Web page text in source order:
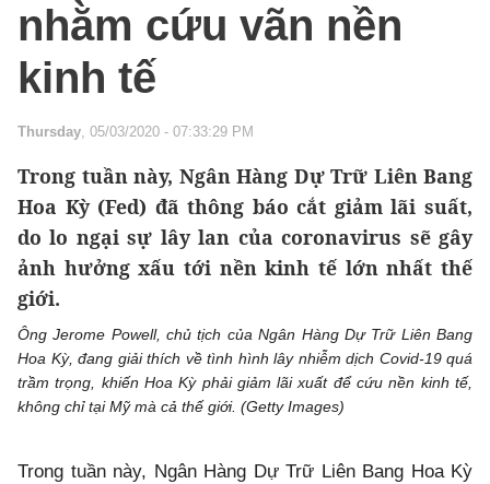
nhằm cứu vãn nền
kinh tế
Thursday, 05/03/2020 - 07:33:29 PM
Trong tuần này, Ngân Hàng Dự Trữ Liên Bang
Hoa Kỳ (Fed) đã thông báo cắt giảm lãi suất,
do lo ngại sự lây lan của coronavirus sẽ gây
ảnh hưởng xấu tới nền kinh tế lớn nhất thế
giới.
Ông Jerome Powell, chủ tịch của Ngân Hàng Dự Trữ Liên Bang
Hoa Kỳ, đang giải thích về tình hình lây nhiễm dịch Covid-19 quá
trầm trọng, khiến Hoa Kỳ phải giảm lãi xuất để cứu nền kinh tế,
không chỉ tại Mỹ mà cả thế giới. (Getty Images)
Trong tuần này, Ngân Hàng Dự Trữ Liên Bang Hoa Kỳ